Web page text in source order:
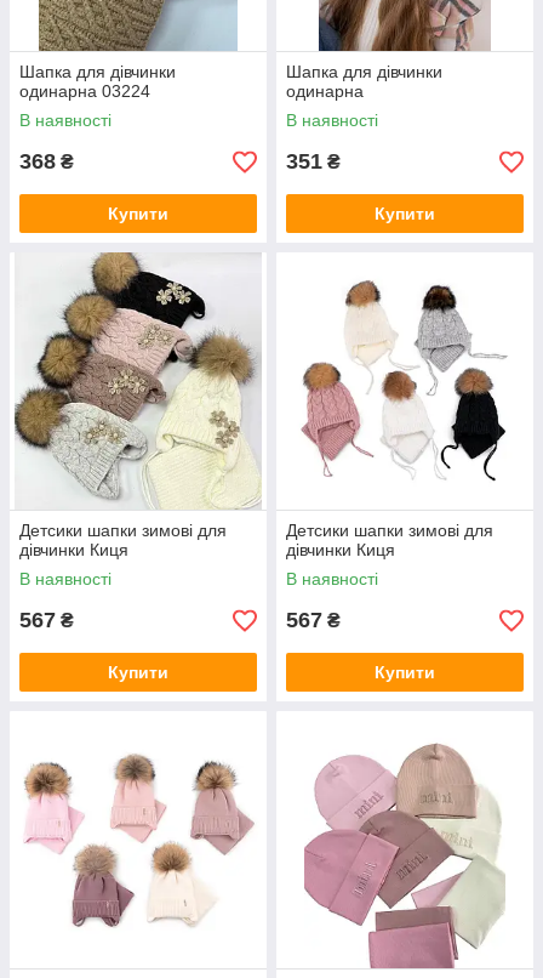
Шапка для дівчинки
одинарна 03224
В наявності
368 ₴
Купити
Шапка для дівчинки
одинарна
В наявності
351 ₴
Купити
Детсики шапки зимові для
дівчинки Киця
В наявності
567 ₴
Купити
Детсики шапки зимові для
дівчинки Киця
В наявності
567 ₴
Купити